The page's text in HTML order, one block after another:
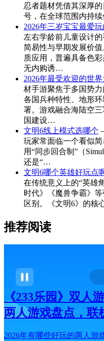
忍者题材凭借其深厚
号，在全球范围内持
2026年三岁宝宝最爱
左右学龄前儿童设计
简易性与早期发展价
质应用，普遍具备色
无内购诱…
2026年最受欢迎的世
材手游聚焦于多国势
各国兵种特性、地形
署。游戏融合海陆空
国建设…
文明6线上模式选哪个
玩家常面临一个看似
用“同步回合制”（
还是“…
文明6哪个英雄好玩点
在传统意义上的“英雄
时代》《魔兽争霸》
区别。《文明6》的核
推荐阅读
《233乐园》双人
两人游戏盘点，联
2026年有哪些好玩的两人游